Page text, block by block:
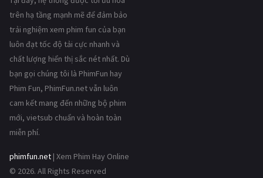
trên hạ tầng mạnh mẽ để đảm bảo
trải nghiệm xem phim fun của bạn
luôn đạt tốc độ tải cực nhanh và
chất lượng hiển thị sắc nét nhất. Dù
bạn gọi chúng tôi là PhimFun hay
Phim Fun, PhimFun.net vẫn luôn
cam kết mang đến những bộ phim
mới, vietsub chuẩn và hoàn toàn
miễn phí.
phimfun.net | Xem Phim Hay Online
© 2026. All Rights Reserved